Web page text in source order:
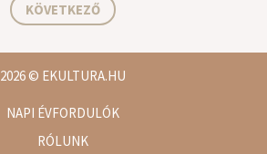
KÖVETKEZŐ
2026© EKULTURA.HU
NAPI ÉVFORDULÓK
RÓLUNK